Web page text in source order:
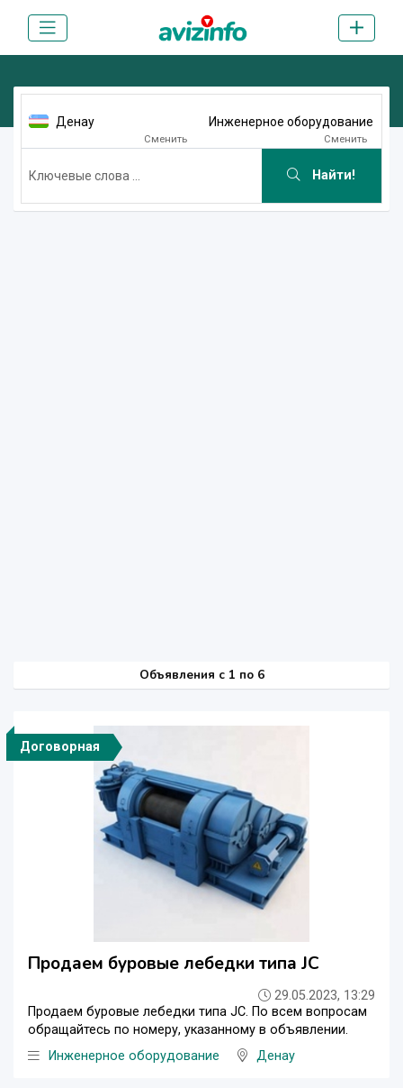
Денау
Сменить
Инженерное оборудование
Сменить
Найти!
Объявления c 1 по 6
Договорная
Продаем буровые лебедки типа JC
29.05.2023, 13:29
Продаем буровые лебедки типа JC. По всем вопросам
обращайтесь по номеру, указанному в объявлении.
Инженерное оборудование
Денау